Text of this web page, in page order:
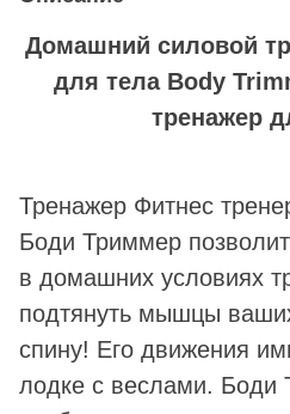
Домашний силовой
для тела Body
тренажер
Тренажер Фитнес
Боди Триммер
в домашних условиях
подтянуть мышцы
спину! Его движения
лодке с веслами. Боди